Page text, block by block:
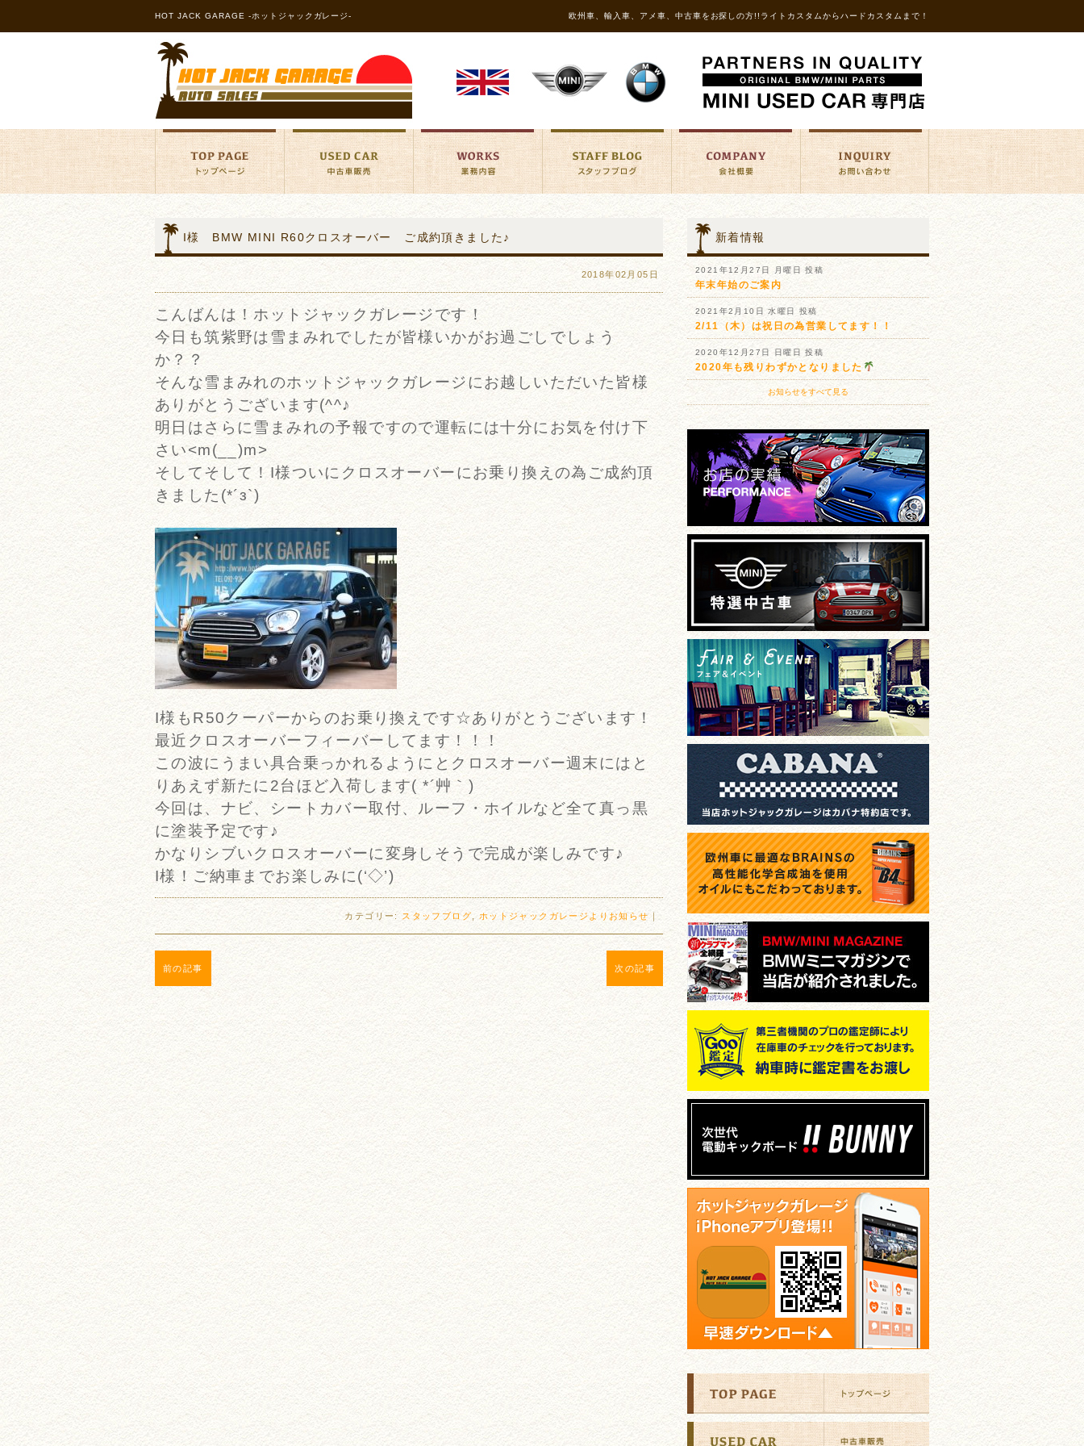
HOT JACK GARAGE -ホットジャックガレージ- 欧州車、輸入車、アメ車、中古車をお探しの方!!ライトカスタムからハードカスタムまで！
I様 BMW MINI R60クロスオーバー ご成約頂きました♪
2018年02月05日
こんばんは！ホットジャックガレージです！
今日も筑紫野は雪まみれでしたが皆様いかがお過ごしでしょう
か？？
そんな雪まみれのホットジャックガレージにお越しいただいた皆様
ありがとうございます(^^♪
明日はさらに雪まみれの予報ですので運転には十分にお気を付け下
さい<m(__)m>
そしてそして！I様ついにクロスオーバーにお乗り換えの為ご成約頂
きました(*´з`)
I様もR50クーパーからのお乗り換えです☆ありがとうございます！
最近クロスオーバーフィーバーしてます！！！
この波にうまい具合乗っかれるようにとクロスオーバー週末にはと
りあえず新たに2台ほど入荷します( *´艸｀)
今回は、ナビ、シートカバー取付、ルーフ・ホイルなど全て真っ黒
に塗装予定です♪
かなりシブいクロスオーバーに変身しそうで完成が楽しみです♪
I様！ご納車までお楽しみに(‘◇’)ゞ
カテゴリー: スタッフブログ ホットジャックガレージよりお知らせ ｜
前の記事 次の記事
新着情報
2021年12月27日 月曜日 投稿
年末年始のご案内
2021年2月10日 水曜日 投稿
2/11（木）は祝日の為営業してます！！
2020年12月27日 日曜日 投稿
2020年も残りわずかとなりました
お知らせをすべて見る